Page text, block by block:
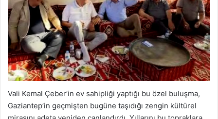
Vali Kemal Çeber’in ev sahipliği yaptığı bu özel buluşma,
Gaziantep’in geçmişten bugüne taşıdığı zengin kültürel